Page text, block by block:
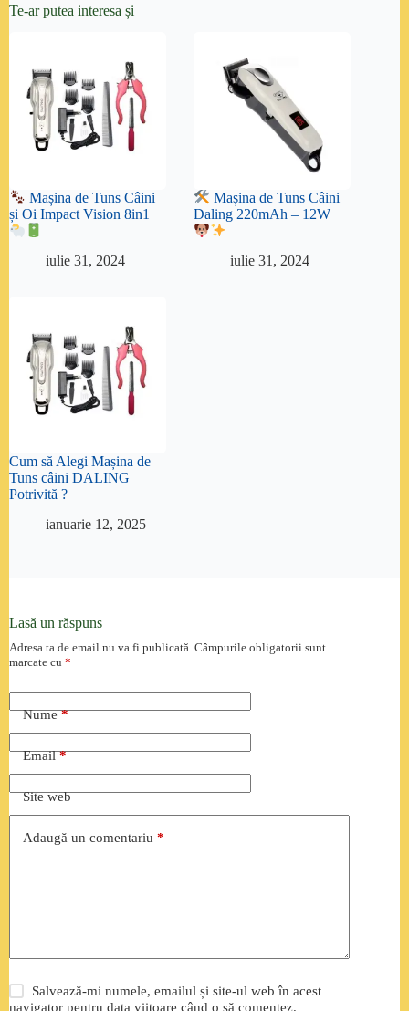
Te-ar putea interesa și
Mașina de Tuns Câini
și Oi Impact Vision 8in1
iulie 31, 2024
Mașina de Tuns Câini
Daling 220mAh – 12W
iulie 31, 2024
Cum să Alegi Mașina de
Tuns câini DALING
Potrivită ?
ianuarie 12, 2025
Lasă un răspuns
Adresa ta de email nu va fi publicată. Câmpurile obligatorii sunt
marcate cu *
Nume*
Email*
Site web
Adaugă un comentariu *
Salvează-mi numele, emailul și site-ul web în acest
navigator pentru data viitoare când o să comentez.